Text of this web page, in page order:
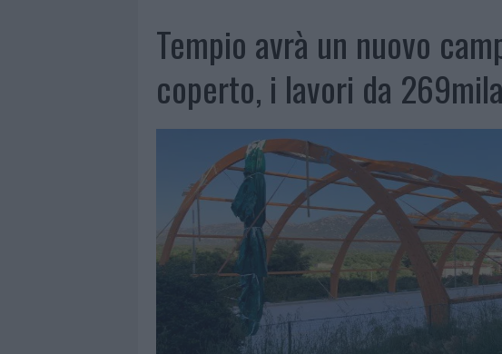
Tempio avrà un nuovo
coperto, i lavori da